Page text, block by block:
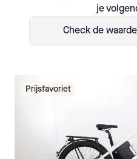
je
Check de
Prijsfavoriet